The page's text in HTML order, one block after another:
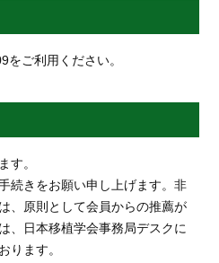
ご利用ください。
す。
続きをお願い申し上げます。非
、原則として会員からの推薦が
、日本移植学会事務局デスクに
ります。